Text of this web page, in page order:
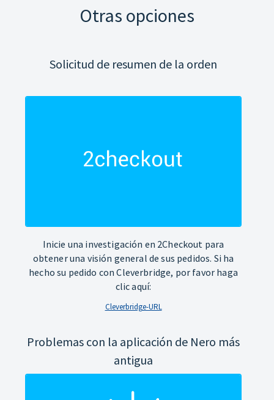
Otras opciones
Solicitud de resumen de la orden
Inicie una investigación en 2Checkout para
obtener una visión general de sus pedidos. Si ha
hecho su pedido con Cleverbridge, por favor haga
clic aquí:
Cleverbridge-URL
Problemas con la aplicación de Nero más
antigua